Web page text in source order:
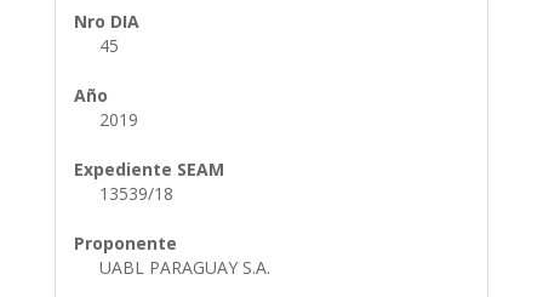
Nro DIA
45
Año
2019
Expediente SEAM
13539/18
Proponente
UABL PARAGUAY S.A.